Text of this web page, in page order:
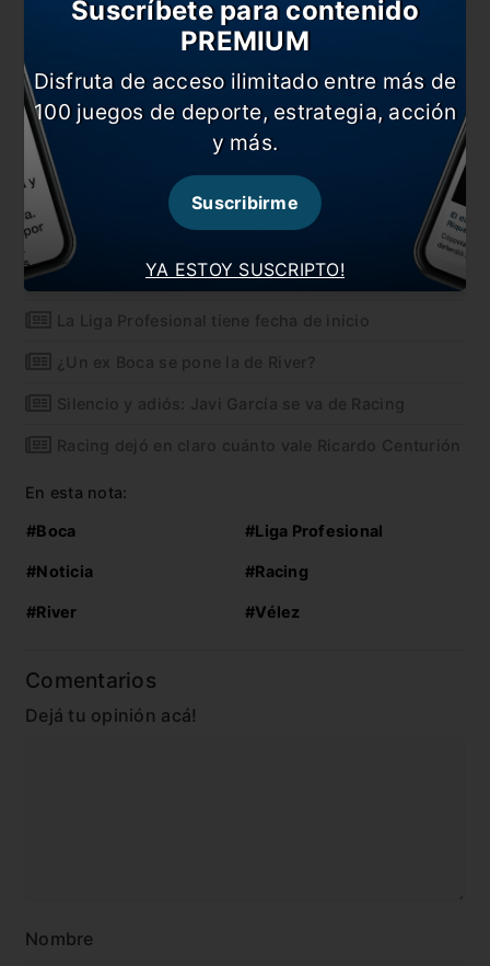
También te puede interesar
La Liga Profesional tiene fecha de inicio
¿Un ex Boca se pone la de River?
Silencio y adiós: Javi García se va de Racing
Racing dejó en claro cuánto vale Ricardo Centurión
En esta nota:
#Boca #Liga Profesional
#Noticia #Racing
#River #Vélez
Comentarios
Dejá tu opinión acá!
Nombre
YA ESTOY SUSCRIPTO!
Suscríbete para contenido
PREMIUM
Disfruta de acceso ilimitado entre más de
100 juegos de deporte, estrategia, acción
y más.
Suscribirme